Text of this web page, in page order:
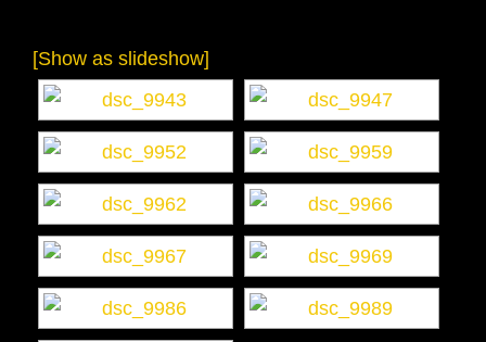
[Show as slideshow]